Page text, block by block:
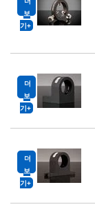
보
기
더
보
기
더
보
기